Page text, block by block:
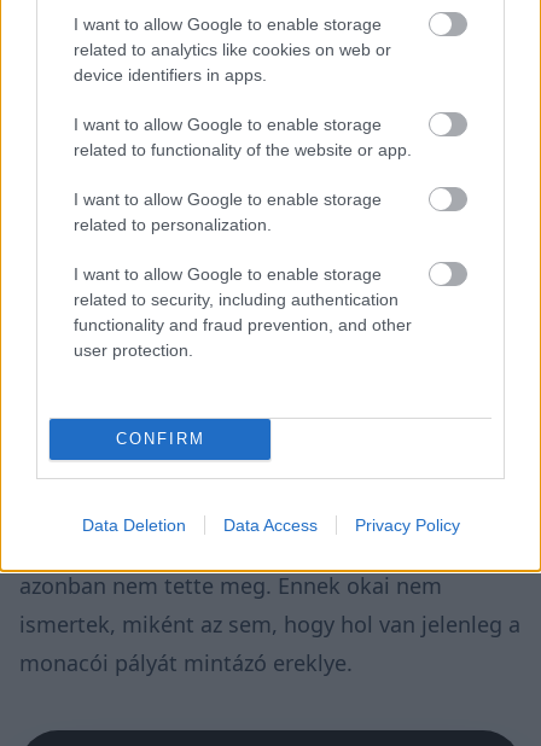
I want to allow Google to enable storage
related to analytics like cookies on web or
device identifiers in apps.
I want to allow Google to enable storage
related to functionality of the website or app.
I want to allow Google to enable storage
related to personalization.
I want to allow Google to enable storage
related to security, including authentication
functionality and fraud prevention, and other
user protection.
CONFIRM
Data Deletion Data Access Privacy Policy
szabályosan tudott közlekedni. Ezért
biztosítanunk kell, hogy a sportágban olyan
szilárd eljárás legyen érvényben, amely a
jövőben is igazságos elbánást garantál a
A The Race eközbenúgy tudja
fellebezést fontolgatja, a Red Bull szembement a
hagyományokkal, és nem adta át a monacói 3.
helyért járó trófeát Gaslynak. A csapatok között
helyezettben utólag történik változás büntetés
miatt, a következő versenyre elviszik a trófeát és
azonban nem tette meg. Ennek okai nem
ismertek, miként az sem, hogy hol van jelenleg a
monacói pályát mintázó ereklye.